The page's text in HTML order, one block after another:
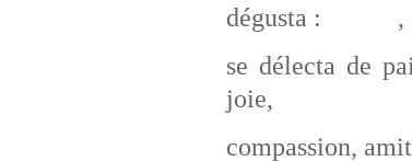
dégusta :
,
se délecta de
joie,
compassion,